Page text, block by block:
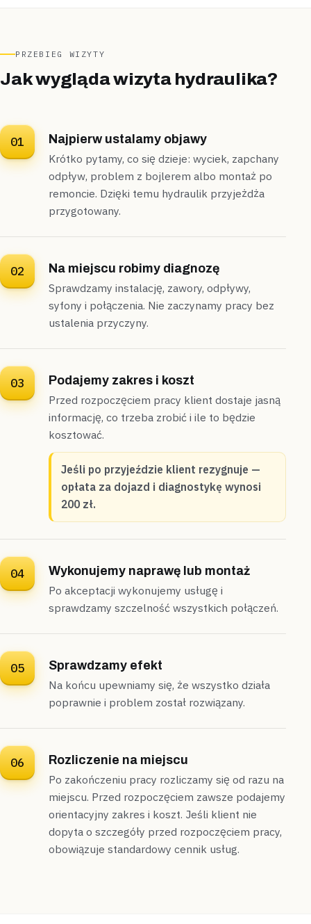
się do końca.”
Uszczelnione
Baranów bliźniak
„Świeżo wykończona łazienka w bliźniaku nie
miała podłączonej baterii.”
baterię wannową i umywalkową,komplet
zamontowaliśmy do wieczora
Zamontowane Tego samego dnia
Belsk Duży dom z hydroforem
Namierzyliśmy nieszczelne złącze przy baterii i
dokręciliśmy śrubunek,syczenie ustało po trzydziestu
minutach.
Uszczelnione 30 minut
szeregowiec
„Jedna gałąź rozdzielacza w łazience została
niepodłączona po remoncie.”
Podłączyliśmy brakujące podejście do baterii natryskowej,
Brochów kotłownia
„Syfon pod umywalką w kotłowni ciekł od
pierwszego dnia.”
Podaliśmy cenę przed pracą, wymieniliśmy syfon i
uszczelniliśmy podejście,wyciek zniknął zgodnie z
wyceną.
Uszczelnione Cena znana z góry
Brwinów
„Świeżo zamontowana bateria wannowa trzęsła się
przy odkręcaniu.”
Zamocowaliśmy baterię na nowo i uszczelniliśmy
przyłącza,na złącze dajemy dwuletnią gwarancję.
Zamontowane Gwarancja na złącze
PRZEBIEG WIZYTY
Jak wygląda wizyta hydraulika?
01
Najpierw ustalamy objawy
Krótko pytamy, co się dzieje: wyciek, zapchany
odpływ, problem z bojlerem albo montaż po
remoncie. Dzięki temu hydraulik przyjeżdża
przygotowany.
02
Na miejscu robimy diagnozę
Sprawdzamy instalację, zawory, odpływy,
syfony i połączenia. Nie zaczynamy pracy bez
ustalenia przyczyny.
03
Podajemy zakres i koszt
Przed rozpoczęciem pracy klient dostaje jasną
informację, co trzeba zrobić i ile to będzie
kosztować.
Jeśli po przyjeździe klient rezygnuje —
opłata za dojazd i diagnostykę wynosi
200 zł.
04
Wykonujemy naprawę lub montaż
Po akceptacji wykonujemy usługę i
sprawdzamy szczelność wszystkich połączeń.
05
Sprawdzamy efekt
Na końcu upewniamy się, że wszystko działa
poprawnie i problem został rozwiązany.
06
Rozliczenie na miejscu
Po zakończeniu pracy rozliczamy się od razu na
miejscu. Przed rozpoczęciem zawsze podajemy
orientacyjny zakres i koszt. Jeśli klient nie
dopyta o szczegóły przed rozpoczęciem pracy,
obowiązuje standardowy cennik usług.